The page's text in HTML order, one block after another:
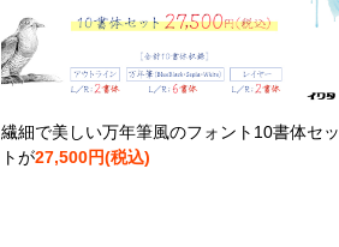
繊細で美しい万年筆風のフォント10書体セッ
トが27,500円(税込)